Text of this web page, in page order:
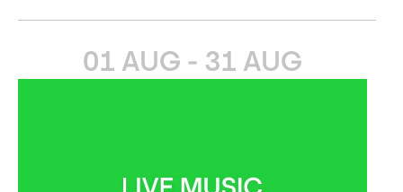
01 AUG - 31 AUG